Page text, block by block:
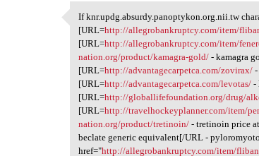
If knr.updg.absurdy
If knr.updg.absurdy.panoptykon.org.nii.tw
[URL=http://allegrobankruptcy.com/item/
[URL=http://allegrobankruptcy.com/item/
nation.org/product/kamagra-gold/ - kamagra
[URL=http://advantagecarpetca.com/zovirax/
[URL=http://advantagecarpetca.com/levotas/ -
[URL=http://globallifefoundation.org/drug/
[URL=http://travelhockeyplanner.com/item/
nation.org/product/tretinoin/ - tretinoin price
beclate generic equivalent[/URL -
href="http://allegrobankruptcy.com/item/